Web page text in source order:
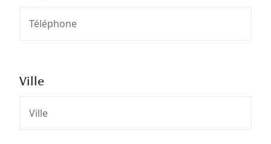
Ville